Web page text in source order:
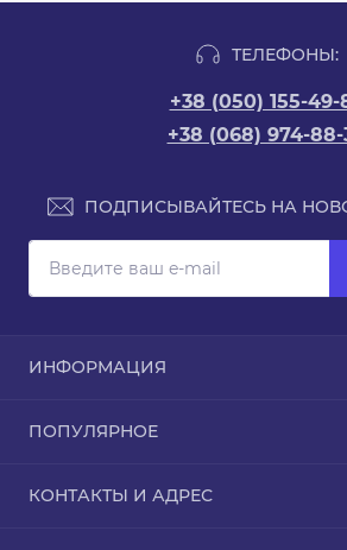
ТЕЛЕФОНЫ:
+38 (050) 155-49-
+38 (068) 974-88-
ПОДПИСЫВАЙТЕСЬ НА
ИНФОРМАЦИЯ
Про магазин
Вернуть товар
ПОПУЛЯРНОЕ
КОНТАКТЫ И АДРЕС